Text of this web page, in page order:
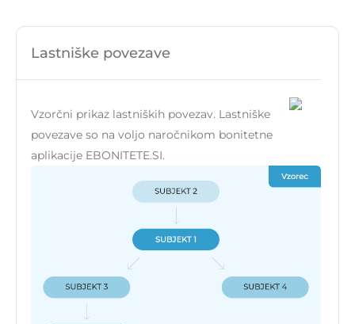
Lastniške povezave
Vzorčni prikaz lastniških povezav. Lastniške
povezave so na voljo naročnikom bonitetne
aplikacije EBONITETE.SI.